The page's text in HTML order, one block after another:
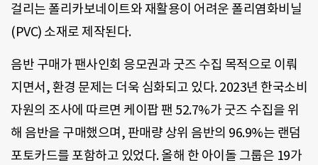
걸리는 폴리카보네이트와 재활용이 어려운 폴리염화비닐
(PVC) 소재로 제작된다.
음반 구매가 팬사인회 응모권과 굿즈 수집 목적으로 이뤄
지면서, 환경 문제는 더욱 심화되고 있다. 2023년 한국소비
자원의 조사에 따르면 케이팝 팬 52.7%가 굿즈 수집을 위
해 음반을 구매했으며, 판매량 상위 음반의 96.9%는 랜덤
포토카드를 포함하고 있었다. 올해 한 아이돌 그룹은 19가